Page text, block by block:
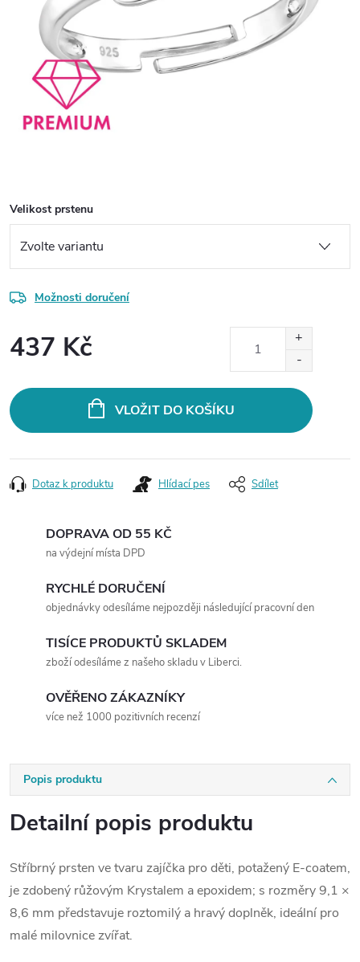
Velikost prstenu
Možnosti doručení
437 Kč
VLOŽIT DO KOŠÍKU
Dotaz k produktu Hlídací pes Sdílet
DOPRAVA OD 55 KČ
na výdejní místa DPD
RYCHLÉ DORUČENÍ
objednávky odesíláme nejpozději následující pracovní den
TISÍCE PRODUKTŮ SKLADEM
zboží odesíláme z našeho skladu v Liberci.
OVĚŘENO ZÁKAZNÍKY
více než 1000 pozitivních recenzí
Popis produktu
Detailní popis produktu
Stříbrný prsten ve tvaru zajíčka pro děti, potažený E-coatem,
je zdobený růžovým Krystalem a epoxidem; s rozměry 9,1 ×
8,6 mm představuje roztomilý a hravý doplněk, ideální pro
malé milovnice zvířat.